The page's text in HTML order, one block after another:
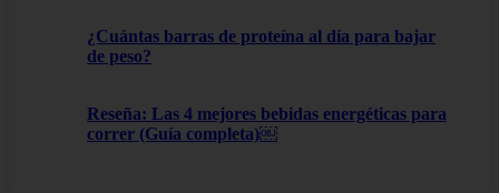
¿Cuántas barras de proteína al día para bajar
de peso?
Reseña: Las 4 mejores bebidas energéticas para
correr (Guía completa)￼